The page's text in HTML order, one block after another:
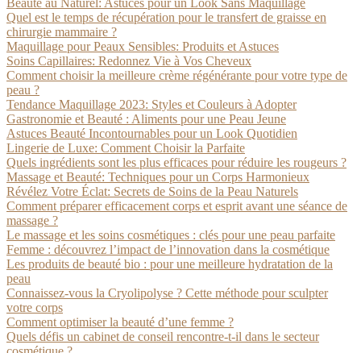
Beauté au Naturel: Astuces pour un Look Sans Maquillage
Quel est le temps de récupération pour le transfert de graisse en
chirurgie mammaire ?
Maquillage pour Peaux Sensibles: Produits et Astuces
Soins Capillaires: Redonnez Vie à Vos Cheveux
Comment choisir la meilleure crème régénérante pour votre type de
peau ?
Tendance Maquillage 2023: Styles et Couleurs à Adopter
Gastronomie et Beauté : Aliments pour une Peau Jeune
Astuces Beauté Incontournables pour un Look Quotidien
Lingerie de Luxe: Comment Choisir la Parfaite
Quels ingrédients sont les plus efficaces pour réduire les rougeurs ?
Massage et Beauté: Techniques pour un Corps Harmonieux
Révélez Votre Éclat: Secrets de Soins de la Peau Naturels
Comment préparer efficacement corps et esprit avant une séance de
massage ?
Le massage et les soins cosmétiques : clés pour une peau parfaite
Femme : découvrez l’impact de l’innovation dans la cosmétique
Les produits de beauté bio : pour une meilleure hydratation de la
peau
Connaissez-vous la Cryolipolyse ? Cette méthode pour sculpter
votre corps
Comment optimiser la beauté d’une femme ?
Quels défis un cabinet de conseil rencontre-t-il dans le secteur